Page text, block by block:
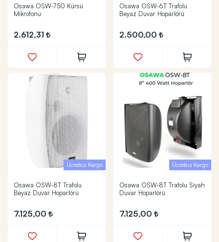
Osawa OSW-750 Kürsü
Mikrofonu
2.612,31
Osawa OSW-6T Trafolu
Beyaz Duvar Hoparlörü
2.500,00
Ücretsiz Kargo
Osawa OSW-8T Trafolu
Beyaz Duvar Hoparlörü
7.125,00
Ücretsiz Kargo
Osawa OSW-8T Trafolu Siyah
Duvar Hoparlörü
7.125,00